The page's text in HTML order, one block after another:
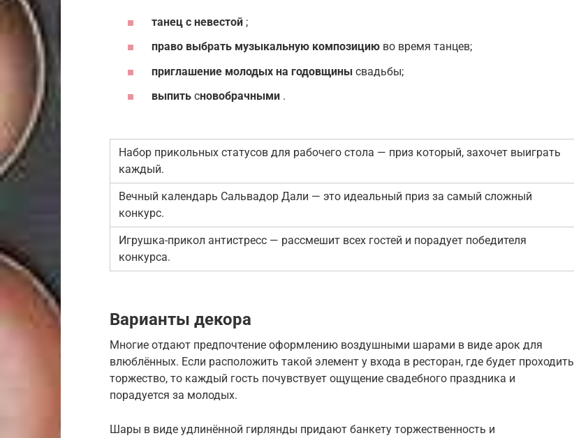
танец с невестой ;
право выбрать музыкальную композицию во время танцев;
приглашение молодых на годовщины свадьбы;
выпить сновобрачными .
Набор прикольных статусов для рабочего стола — приз который, захочет выиграть
каждый.
Вечный календарь Сальвадор Дали — это идеальный приз за самый сложный
конкурс.
Игрушка-прикол антистресс — рассмешит всех гостей и порадует победителя
конкурса.
Варианты декора
Многие отдают предпочтение оформлению воздушными шарами в виде арок для
влюблённых. Если расположить такой элемент у входа в ресторан, где будет проходить
торжество, то каждый гость почувствует ощущение свадебного праздника и
порадуется за молодых.
Шары в виде удлинённой гирлянды придают банкету торжественность и